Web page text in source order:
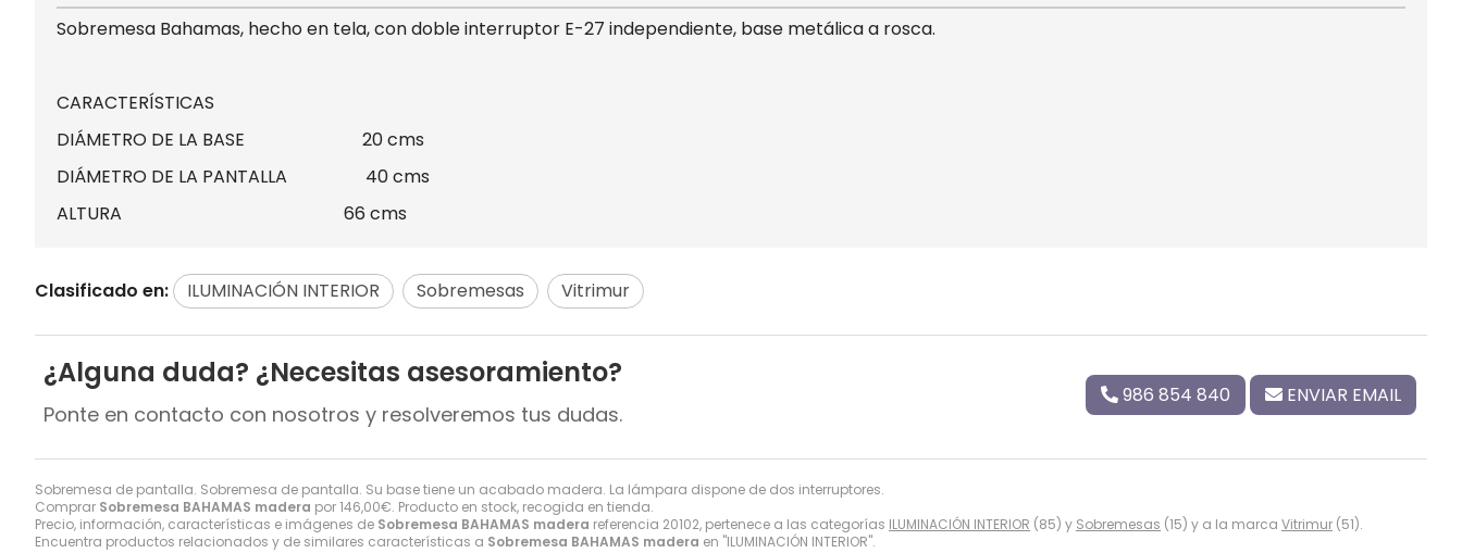
Sobremesa de pantalla. Sobremesa de pantalla. Su base tiene un acabado madera. La lámpara dispone de dos interruptores.
Comprar Sobremesa BAHAMAS madera por146,00€. Producto en stock, recogida en tienda.
Precio, información, características e imágenes de Sobremesa BAHAMAS madera referencia 20102, pertenece a las categorías ILUMINACIÓN INTERIOR (85) y Sobremesas (15) y a la marca Vitrimur (51).
Encuentra productos relacionados y de similares características a Sobremesa BAHAMAS madera en "ILUMINACIÓN INTERIOR".
Sobremesa Bahamas, hecho en tela, con doble interruptor E-27 independiente, base metálica a rosca.
CARACTERÍSTICAS
DIÁMETRO DE LA BASE 20 cms
DIÁMETRO DE LA PANTALLA 40 cms
ALTURA 66 cms
Clasificado en: ILUMINACIÓN INTERIOR Sobremesas Vitrimur
¿Alguna duda? ¿Necesitas asesoramiento?
Ponte en contacto con nosotros y resolveremos tus dudas.
986 854 840 ENVIAR EMAIL